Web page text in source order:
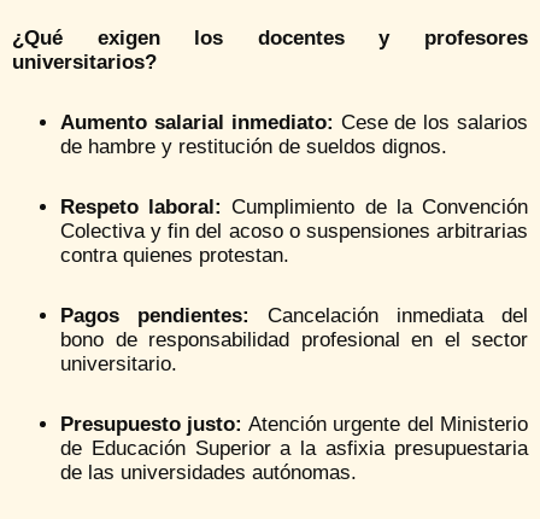
¿Qué exigen los docentes y profesores
universitarios?
Aumento salarial inmediato: Cese de los salarios
de hambre y restitución de sueldos dignos.
Respeto laboral: Cumplimiento de la Convención
Colectiva y fin del acoso o suspensiones arbitrarias
contra quienes protestan.
Pagos pendientes:
Cancelación inmediata del
bono de responsabilidad profesional en el sector
universitario.
Presupuesto justo: Atención urgente del Ministerio
de Educación Superior a la asfixia presupuestaria
de las universidades autónomas.